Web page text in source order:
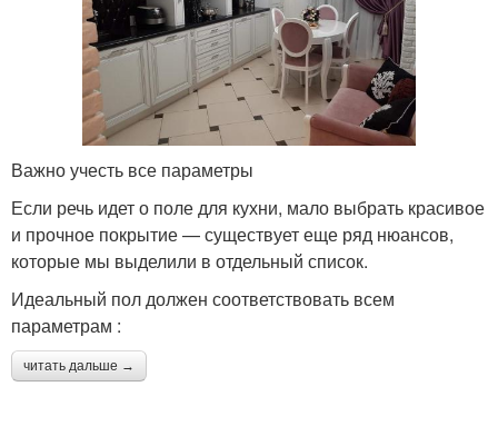
Важно учесть все параметры
Если речь идет о поле для кухни, мало выбрать красивое
и прочное покрытие — существует еще ряд нюансов,
которые мы выделили в отдельный список.
Идеальный пол должен соответствовать всем
параметрам :
читать дальше →